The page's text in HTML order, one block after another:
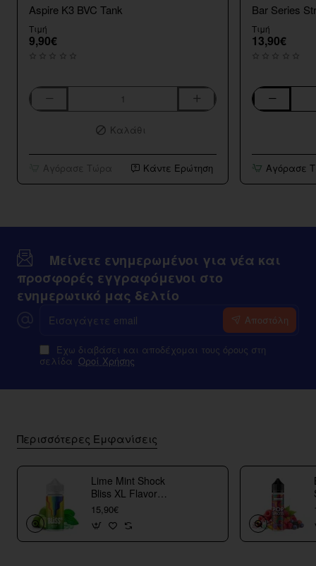
Aspire K3 BVC Tank
Τιμή
9,90€
Aspire
Καλάθι
Αγόρασε Τώρα Κάντε Ερώτηση
Bar Series
Τιμή
13,90€
Bar
10ml/120ml
Αγόρασε
Μείνετε ενημερωμένοι για νέα και
προσφορές εγγραφόμενοι στο
ενημερωτικό μας δελτίο
email
Αποστόλη
Έχω διαβάσει και αποδέχομαι τους όρους στη
σελίδα Οροί Χρήσης
Περισσότερες Εμφανίσεις
Lime Mint Shock
Bliss XL Flavor
Shots
15,90€